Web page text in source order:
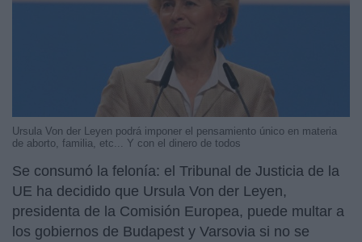
Ursula Von der Leyen podrá imponer el pensamiento único en materia
de aborto, familia, etc... Y con el dinero de todos
Se consumó la felonía: el Tribunal de Justicia de la
UE ha decidido que Ursula Von der Leyen,
presidenta de la Comisión Europea, puede multar a
los gobiernos de Budapest y Varsovia si no se